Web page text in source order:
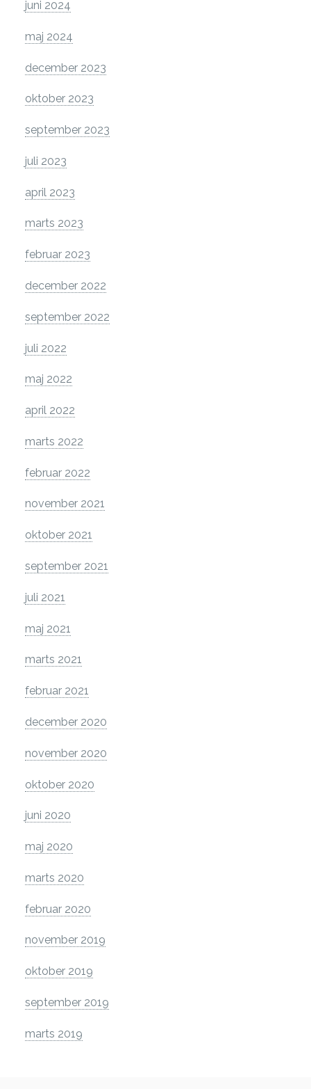
juni 2024
maj 2024
december 2023
oktober 2023
september 2023
juli 2023
april 2023
marts 2023
februar 2023
december 2022
september 2022
juli 2022
maj 2022
april 2022
marts 2022
februar 2022
november 2021
oktober 2021
september 2021
juli 2021
maj 2021
marts 2021
februar 2021
december 2020
november 2020
oktober 2020
juni 2020
maj 2020
marts 2020
februar 2020
november 2019
oktober 2019
september 2019
marts 2019